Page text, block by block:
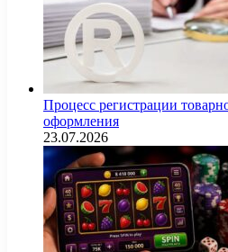
Процесс регистрации
оформления
23.07.2026